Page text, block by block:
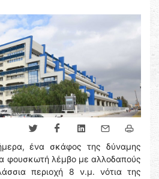
ένα σκάφος της δύναμης
φουσκωτή λέμβο με αλλοδαπούς
περιοχή 8 ν.μ. νότια της